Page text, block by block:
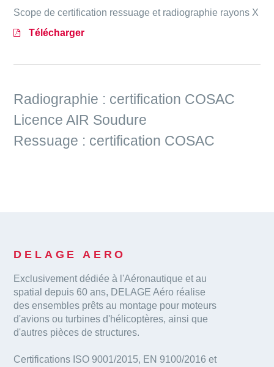
Scope de certification ressuage et radiographie rayons X
Télécharger
Radiographie : certification COSAC
Licence AIR Soudure
Ressuage : certification COSAC
DELAGE AERO
Exclusivement dédiée à l'Aéronautique et au
spatial depuis 60 ans, DELAGE Aéro réalise
des ensembles prêts au montage pour moteurs
d'avions ou turbines d'hélicoptères, ainsi que
d'autres pièces de structures.
Certifications ISO 9001/2015, EN 9100/2016 et